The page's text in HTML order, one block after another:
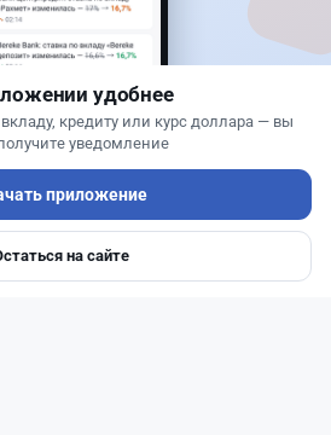
33 млн тенге:
в правилах акции
Авто
удобнее
кредиту или курс доллара — вы
уведомление
приложение
на сайте